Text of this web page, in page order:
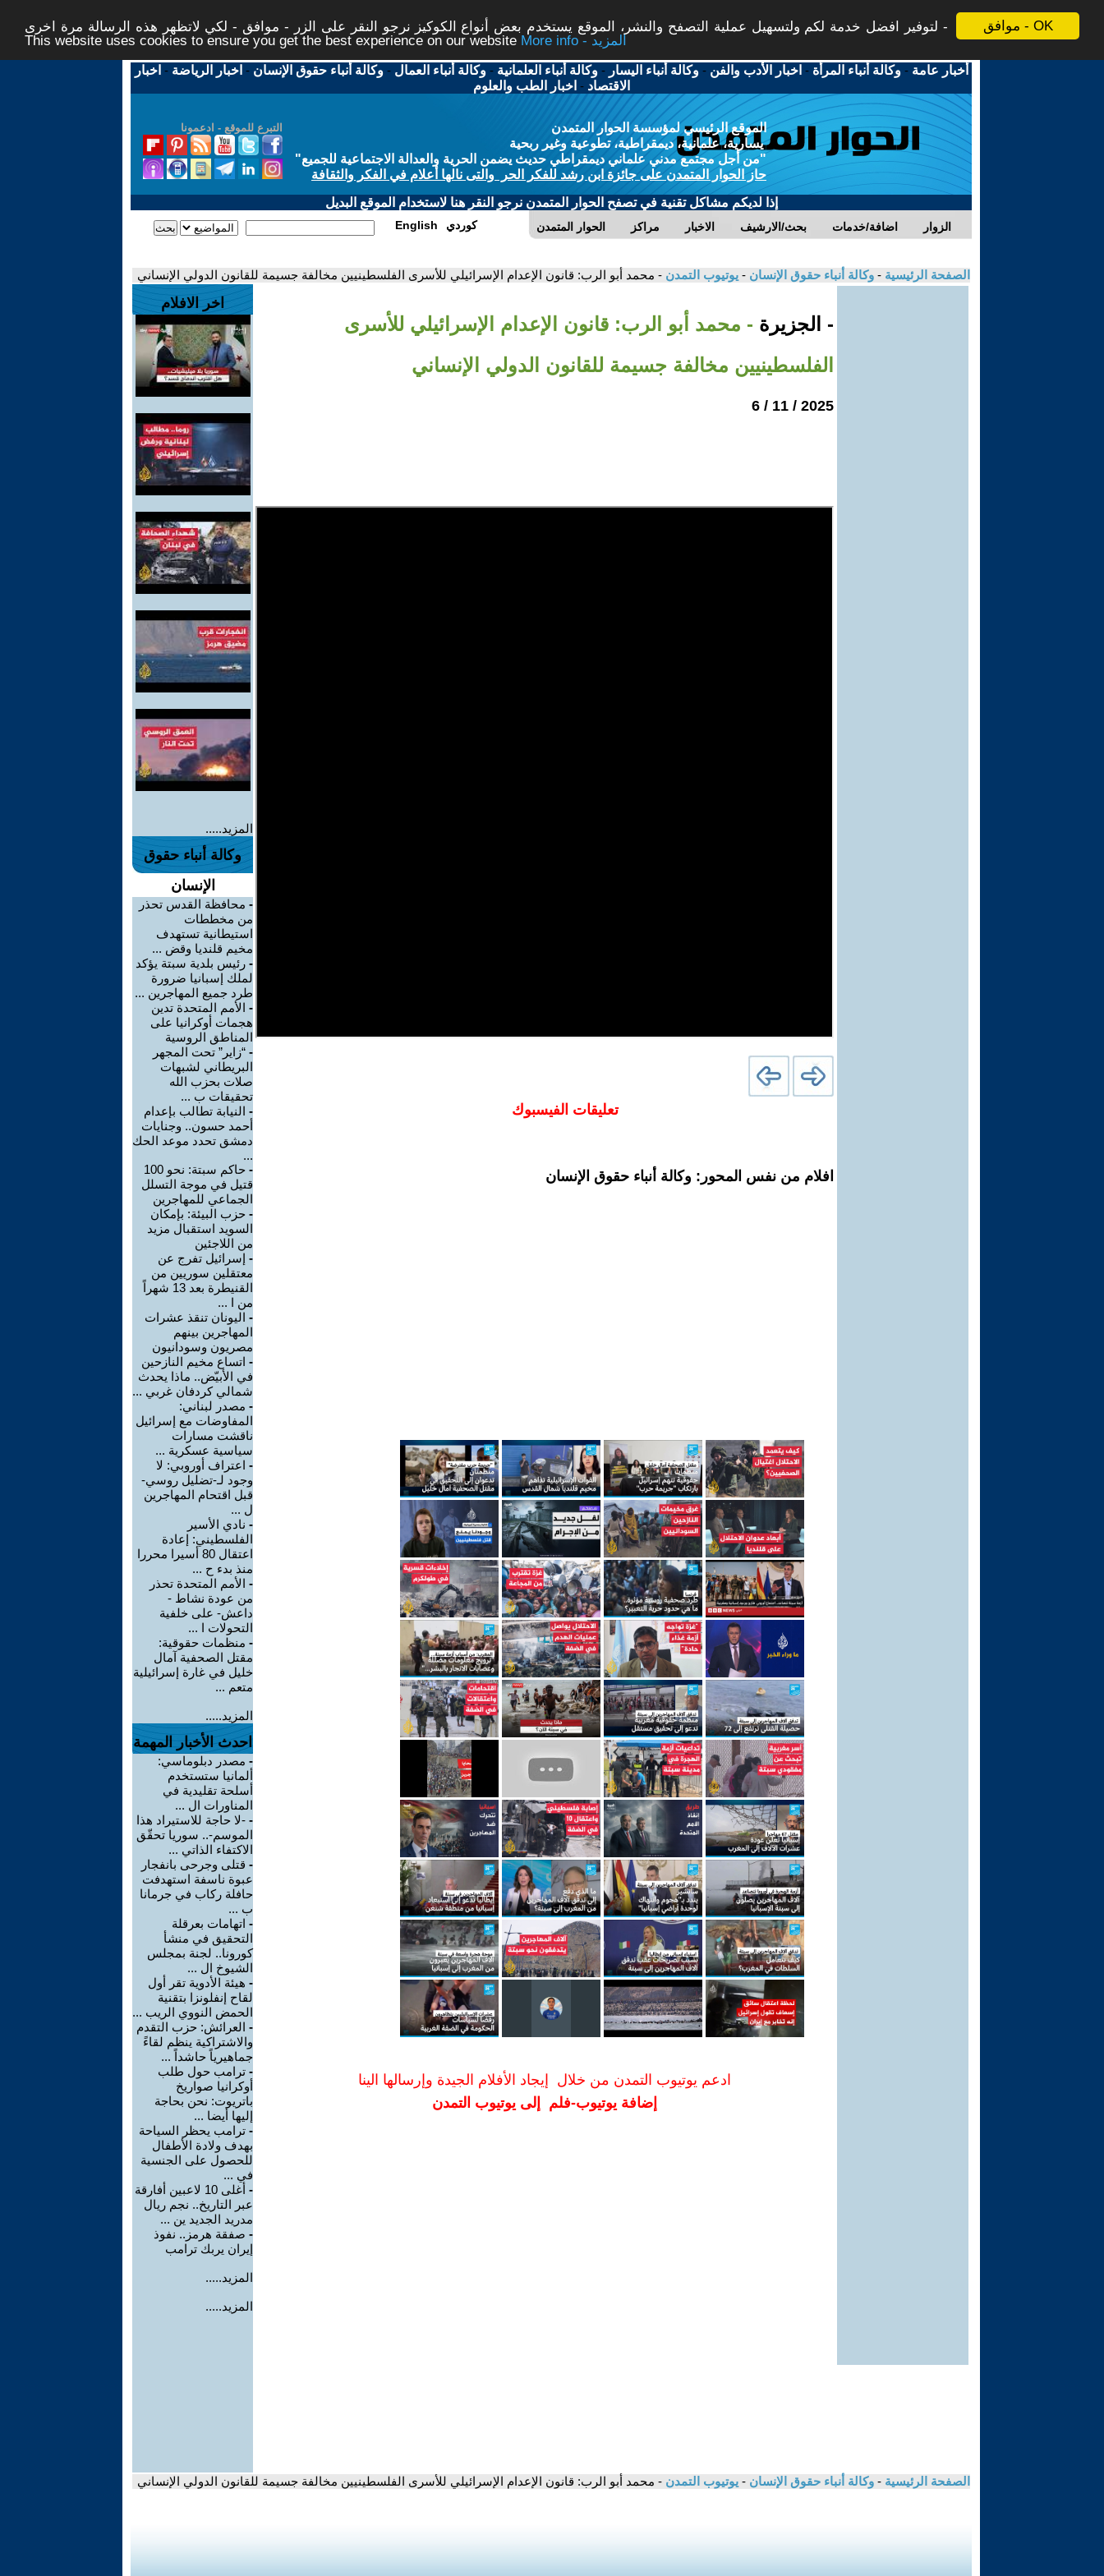
موافق - OK
لتوفير افضل خدمة لكم ولتسهيل عملية التصفح والنشر، الموقع يستخدم بعض أنواع الكوكيز نرجو النقر على الزر - موافق - لكي لاتظهر هذه الرسالة مرة اخرى -
This website uses cookies to ensure you get the best experience on our website
More info - المزيد
أخبار عامة -وكالة أنباء المرأة - اخبار الأدب والفن -وكالة أنباء اليسار -وكالة أنباء العلمانية -وكالة أنباء العمال -وكالة أنباء حقوق الإنسان - اخبار الرياضة - اخبار
الاقتصاد - اخبار الطب والعلوم
التبرع للموقع - ادعمونا
الموقع الرئيسي لمؤسسة الحوار المتمدن
يسارية، علمانية، ديمقراطية، تطوعية وغير ربحية
"من أجل مجتمع مدني علماني ديمقراطي حديث يضمن الحرية والعدالة الاجتماعية للجميع"
حاز الحوار المتمدن على جائزة ابن رشد للفكر الحر والتى نالها أعلام في الفكر والثقافة
إذا لديكم مشاكل تقنية في تصفح الحوار المتمدن نرجو النقر هنا لاستخدام الموقع البديل
الحوار المتمدن مراكز الاخبار بحث/الارشيف اضافة/خدمات الزوار English كوردي
الصفحة الرئيسية - وكالة أنباء حقوق الإنسان - يوتيوب التمدن - محمد أبو الرب: قانون الإعدام الإسرائيلي للأسرى الفلسطينيين مخالفة جسيمة للقانون الدولي الإنساني
- الجزيرة - محمد أبو الرب: قانون الإعدام الإسرائيلي للأسرى
الفلسطينيين مخالفة جسيمة للقانون الدولي الإنساني
2025 / 11 / 6
تعليقات الفيسبوك
افلام من نفس المحور: وكالة أنباء حقوق الإنسان
ادعم يوتيوب التمدن من خلال إيجاد الأفلام الجيدة وإرسالها الينا
إضافة يوتيوب-فلم إلى يوتيوب التمدن
اخر الافلام
المزيد.....
وكالة أنباء حقوق
الإنسان
- محافظة القدس تحذر
من مخططات
استيطانية تستهدف
مخيم قلنديا وقض ...
- رئيس بلدية سبتة يؤكد
لملك إسبانيا ضرورة
طرد جميع المهاجرين ...
- الأمم المتحدة تدين
هجمات أوكرانيا على
المناطق الروسية
- “زاير” تحت المجهر
البريطاني لشبهات
صلات بحزب الله
تحقيقات ب ...
- النيابة تطالب بإعدام
أحمد حسون.. وجنايات
دمشق تحدد موعد الحك
...
-
حاكم سبتة: نحو 100
قتيل في موجة التسلل
الجماعي للمهاجرين
- حزب البيئة: بإمكان
السويد استقبال مزيد
من اللاجئين
- إسرائيل تفرج عن
معتقلين سوريين من
القنيطرة بعد 13 شهراً
من ا ...
- اليونان تنقذ عشرات
المهاجرين بينهم
مصريون وسودانيون
- اتساع مخيم النازحين
في الأبيّض.. ماذا يحدث
شمالي كردفان غربي ...
- مصدر لبناني:
المفاوضات مع إسرائيل
ناقشت مسارات
سياسية عسكرية ...
- اعتراف أوروبي: لا
وجود لـ-تضليل روسي-
قبل اقتحام المهاجرين
ل ...
- نادي الأسير
الفلسطيني: إعادة
اعتقال 80 أسيرا محررا
منذ بدء ح ...
- الأمم المتحدة تحذر
من عودة نشاط -
داعش- على خلفية
التحولات ا ...
- منظمات حقوقية:
مقتل الصحفية آمال
خليل في غارة إسرائيلية
متعم ...
المزيد.....
احدث الأخبار المهمة
- مصدر دبلوماسي:
ألمانيا ستستخدم
أسلحة تقليدية في
المناورات ال ...
- -لا حاجة للاستيراد هذا
الموسم-.. سوريا تحقّق
الاكتفاء الذاتي ...
- قتلى وجرحى بانفجار
عبوة ناسفة استهدفت
حافلة ركاب في جرمانا
ب ...
- اتهامات بعرقلة
التحقيق في منشأ
كورونا.. لجنة بمجلس
الشيوخ ال ...
- هيئة الأدوية تقر أول
لقاح إنفلونزا بتقنية
الحمض النووي الريب ...
- العرائش: حزب التقدم
والاشتراكية ينظم لقاءً
جماهيرياً حاشداً ...
- ترامب حول طلب
أوكرانيا صواريخ
باتريوت: نحن بحاجة
إليها أيضا ...
- ترامب يحظر السياحة
بهدف ولادة الأطفال
للحصول على الجنسية
في ...
-
أغلى 10 لاعبين أفارقة
عبر التاريخ.. نجم ريال
مدريد الجديد ين ...
- صفقة هرمز.. نفوذ
إيران يربك ترامب
المزيد.....
المزيد.....
الصفحة الرئيسية - وكالة أنباء حقوق الإنسان - يوتيوب التمدن - محمد أبو الرب: قانون الإعدام الإسرائيلي للأسرى الفلسطينيين مخالفة جسيمة للقانون الدولي الإنساني